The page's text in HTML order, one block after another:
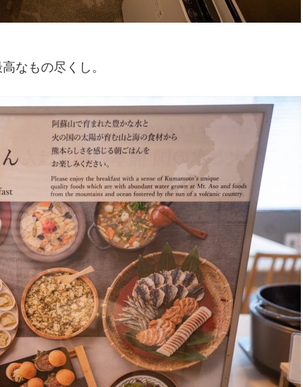
なもの尽くし。